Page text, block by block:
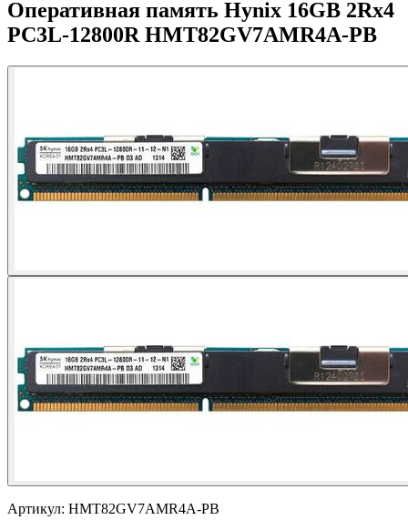
Оперативная память Hynix 16GB 2Rx4
PC3L-12800R HMT82GV7AMR4A-PB
Артикул: HMT82GV7AMR4A-PB